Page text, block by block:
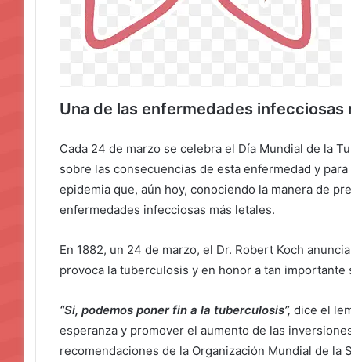
Una de las enfermedades infecciosas
Cada 24 de marzo se celebra el Día Mundial de la
sobre las consecuencias de esta enfermedad y
epidemia que, aún hoy, conociendo la manera de
enfermedades infecciosas más letales.
En 1882, un 24 de marzo, el Dr. Robert Koch
provoca la tuberculosis y en honor a tan
“Si, podemos poner fin a la tuberculosis”, dice el
esperanza y promover el aumento de las
recomendaciones de la Organización Mundial de la